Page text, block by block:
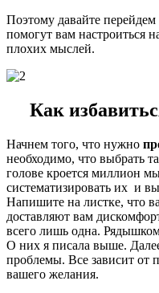
Поэтому давайте
помогут вам настроиться
плохих мыслей.
Как
Начнем того, что нужно
необходимо, что выбрать
голове кроется миллион
систематизировать их и
Напишите на листке, что
доставляют вам
всего лишь одна.
О них я писала выше.
проблемы. Все зависит от
вашего желания.